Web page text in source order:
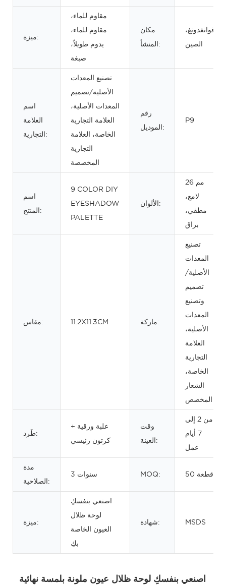
ميزة:
مقاوم للماء،
مقاوم للماء،
يدوم طويلاً،
صبغة
مكان
المنشأ:
قوانغدونغ،
الصين
اسم
العلامة
التجارية:
تصنيع المعدات
الأصلية/تصميم
المعدات الأصلية،
العلامة التجارية
الخاصة، العلامة
التجارية
المخصصة
رقم
الموديل:
P9
اسم
المنتج:
9 COLOR DIY
EYESHADOW
PALETTE
الألوان:
26 مم
لامع،
مطفي،
براق
مقاس: 11.2X11.3CM ماركة:
تصنيع
المعدات
الأصلية/
تصميم
وتصنيع
المعدات
الأصلية،
العلامة
التجارية
الخاصة،
الشعار
المخصص
طَرد:
علبة ورقية +
كرتون رئيسي
وقت
العينة:
من 2 إلى
7 أيام
عمل
مدة
الصلاحية:
3 سنوات MOQ: 50 قطعة
ميزة:
اصنعي بنفسكِ
لوحة ظلال
العيون الخاصة
بكِ
شهادة: MSDS